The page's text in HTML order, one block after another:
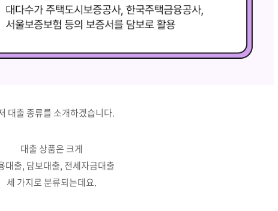
대출 종류를 소개하겠습니다.
대출 상품은 크게
대출, 담보대출, 전세자금대출
세 가지로 분류되는데요.